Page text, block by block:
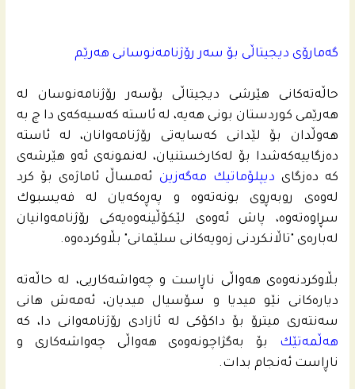
گه‌مارۆی دیجیتاڵی بۆ سه‌ر رۆژنامه‌نوسانى هه‌رێم
حاڵه‌ته‌كانى هێرشی دیجیتاڵی بۆسه‌ر رۆژنامه‌نوسان له‌
هه‌رێمى كوردستان بونى هه‌یه‌، له‌ ئاسته‌ كه‌سیه‌كه‌ى دا چ به‌
هه‌وڵدان بۆ لێدانى كه‌سایه‌تى رۆژنامه‌وانان، له‌ ئاسته‌
ده‌زگاییه‌كه‌شدا بۆ له‌كارخستنیان، له‌نمونه‌ى ئه‌و هێرشه‌ى
كه‌ ده‌زگاى دیپلۆماتیك مه‌گه‌زین ئه‌مساڵ ئاماژه‌ى بۆ كرد
له‌وه‌ى روبه‌ڕوى بونه‌ته‌وه‌ و په‌ڕه‌كه‌یان له‌ فه‌یسبوك
سڕاوه‌ته‌وه‌، پاش ئه‌وه‌ى لێكۆڵینه‌وه‌یه‌كی رۆژنامه‌وانیان
له‌باره‌ى "تاڵانكردنى زه‌ویه‌كانى سلێمانى" بڵاوكرده‌وه‌.
بڵاوكردنه‌وه‌ى هه‌واڵی ناڕاست و چه‌واشه‌كاریی، له‌ حاڵه‌ته‌
دیاره‌كانى نێو میدیا و سۆسیال میدیان، ئه‌مه‌ش هانى
سه‌نته‌رى میترۆ بۆ داكۆكی له‌ ئازادى رۆژنامه‌وانى دا، كه‌
هه‌ڵمه‌تێك بۆ به‌گژاچونه‌وه‌ى هه‌واڵی چه‌واشه‌كاری و
ناڕاست ئه‌نجام بدات.